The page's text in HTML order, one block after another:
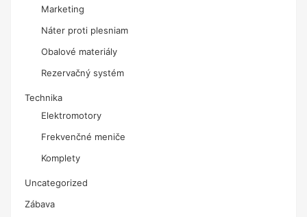
Marketing
Náter proti plesniam
Obalové materiály
Rezervačný systém
Technika
Elektromotory
Frekvenčné meniče
Komplety
Uncategorized
Zábava